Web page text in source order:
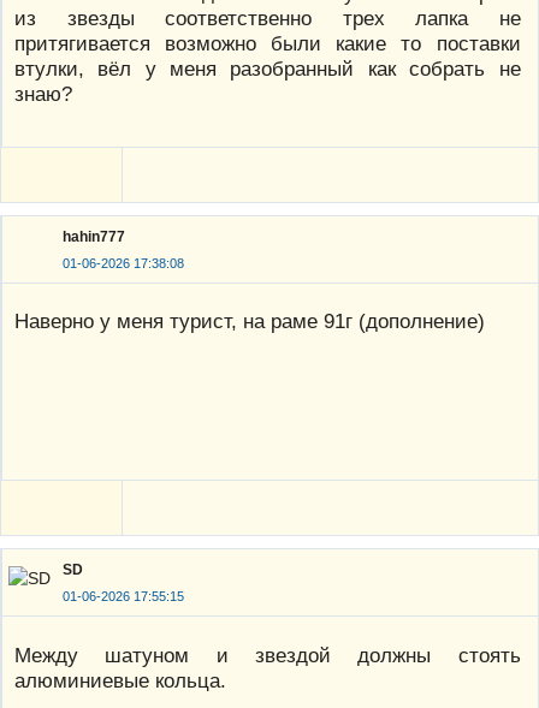
из звезды соответственно трех лапка не
притягивается возможно были какие то поставки
втулки, вёл у меня разобранный как собрать не
знаю?
hahin777
01-06-2026 17:38:08
Наверно у меня турист, на раме 91г (дополнение)
SD
01-06-2026 17:55:15
Между шатуном и звездой должны стоять
алюминиевые кольца.